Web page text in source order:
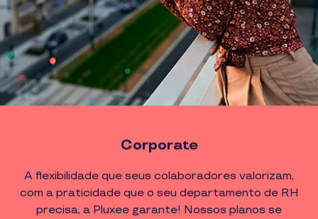
Corporate
A flexibilidade que seus colaboradores valorizam,
com a praticidade que o seu departamento de RH
precisa, a Pluxee garante! Nossos planos se